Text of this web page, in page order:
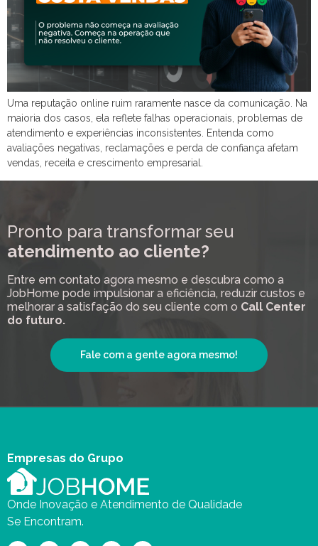
Uma reputação online ruim raramente nasce da comunicação. Na
maioria dos casos, ela reflete falhas operacionais, problemas de
atendimento e experiências inconsistentes. Entenda como
avaliações negativas, reclamações e perda de confiança afetam
vendas, receita e crescimento empresarial.
Pronto para transformar seu
atendimento ao cliente?
Entre em contato agora mesmo e descubra como a
JobHome pode impulsionar a eficiência, reduzir custos e
melhorar a satisfação do seu cliente com o Call Center
do futuro.
Fale com a gente agora mesmo!
Empresas do Grupo
Onde Inovação e Atendimento de Qualidade
Se Encontram.